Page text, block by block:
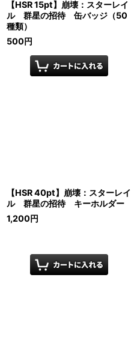
【HSR 15pt】崩壊：スターレイ
ル 群星の招待 缶バッジ（50
種類）
500円
【HSR 40pt】崩壊：スターレイ
ル 群星の招待 キーホルダー
1,200円